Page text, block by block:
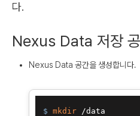
다.
Nexus Data 저장
Nexus Data 공간을 생성합니다.
$ mkdir /data